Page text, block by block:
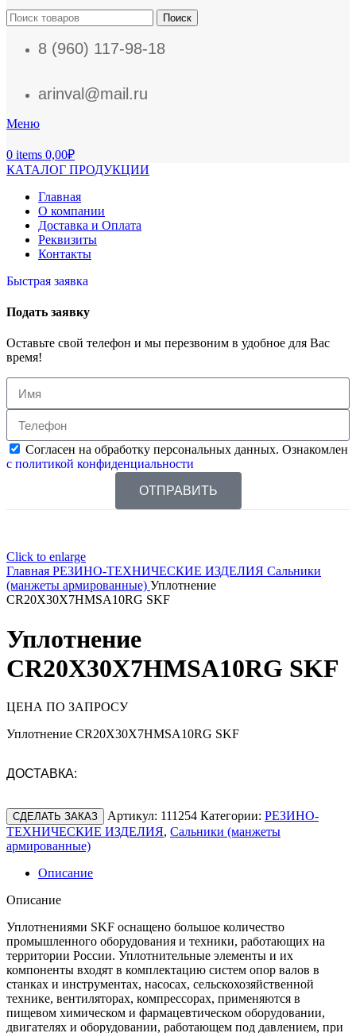
Поиск
8 (960) 117-98-18
arinval@mail.ru
Меню
0 items 0,00₽
КАТАЛОГ ПРОДУКЦИИ
Главная
О компании
Доставка и Оплата
Реквизиты
Контакты
Быстрая заявка
Подать заявку
Оставьте свой телефон и мы перезвоним в удобное для Вас
время!
Согласен на обработку персональных данных. Ознакомлен
с политикой конфиденциальности
ОТПРАВИТЬ
Click to enlarge
Главная РЕЗИНО-ТЕХНИЧЕСКИЕ ИЗДЕЛИЯ Сальники
(манжеты армированные) Уплотнение
CR20X30X7HMSA10RG SKF
Уплотнение
CR20X30X7HMSA10RG SKF
ЦЕНА ПО ЗАПРОСУ
Уплотнение CR20X30X7HMSA10RG SKF
ДОСТАВКА:
СДЕЛАТЬ ЗАКАЗ Артикул: 111254 Категории: РЕЗИНО-
ТЕХНИЧЕСКИЕ ИЗДЕЛИЯ, Сальники (манжеты
армированные)
Описание
Описание
Уплотнениями SKF оснащено большое количество
промышленного оборудования и техники, работающих на
территории России. Уплотнительные элементы и их
компоненты входят в комплектацию систем опор валов в
станках и инструментах, насосах, сельскохозяйственной
технике, вентиляторах, компрессорах, применяются в
пищевом химическом и фармацевтическом оборудовании,
двигателях и оборудовании, работающем под давлением, при